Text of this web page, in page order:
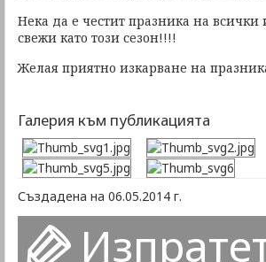
Нека да е честит празника на
свежи като този сезон!!!!
Желая приятно изкарване на
Галерия към публикацията
Създадена на 06.05.2014 г.